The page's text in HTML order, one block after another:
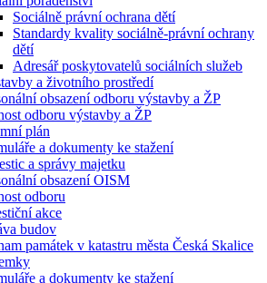
Sociálně právní ochrana dětí
Standardy kvality sociálně-právní ochrany
dětí
Adresář poskytovatelů sociálních služeb
a životního prostředí
obsazení odboru výstavby a ŽP
odboru výstavby a ŽP
plán
a dokumenty ke stažení
a správy majetku
obsazení OISM
odboru
akce
budov
památek v katastru města Česká Skalice
a dokumenty ke stažení